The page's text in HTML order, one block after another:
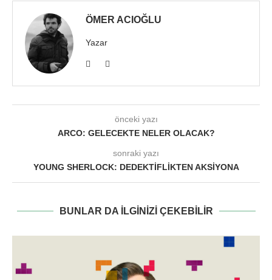
ÖMER ACIOĞLU
Yazar
önceki yazı
ARCO: GELECEKTE NELER OLACAK?
sonraki yazı
YOUNG SHERLOCK: DEDEKTIFLIKTEN AKSIYONA
BUNLAR DA ILGINIZI ÇEKEBILIR